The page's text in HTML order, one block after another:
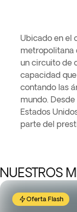
Ubicado en el
metropolitana
un circuito de
capacidad
contando las
mundo.
Estados
parte del
de 2.5 millas,
donde los
trofeos de la
las 500 Millas
leche tras su
podio. Este
NUESTROS
Oferta Flash